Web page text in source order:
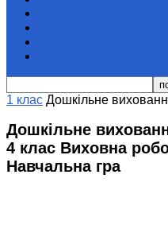
1 клас Дошкільне
Дошкільне
4 клас Виховна
Навчальна гра